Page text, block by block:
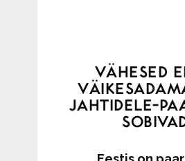
VÄHESED
JAHTIDELE-